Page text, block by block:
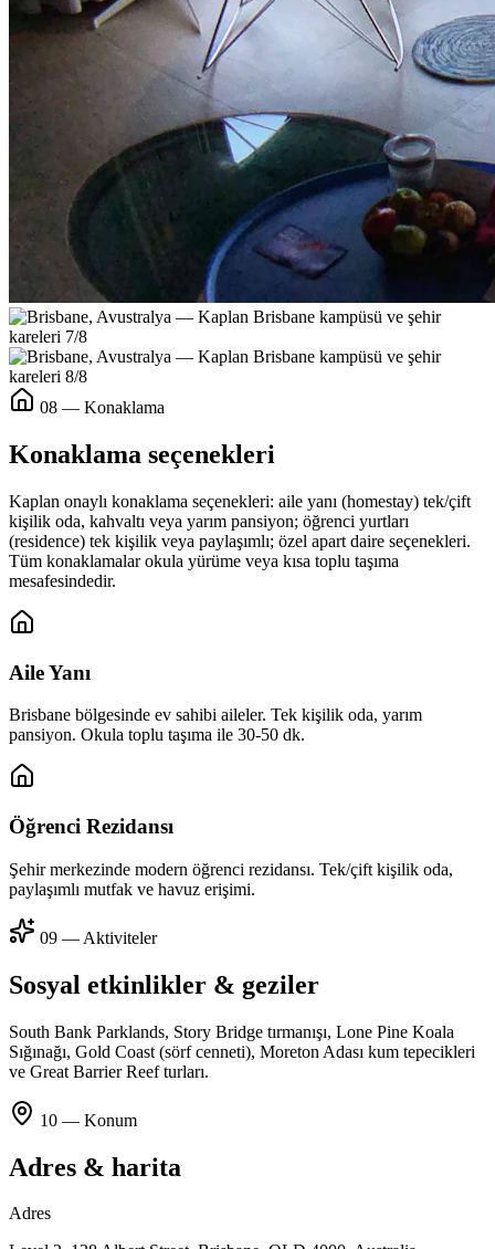
08 — Konaklama
Konaklama seçenekleri
Kaplan onaylı konaklama seçenekleri: aile yanı (homestay) tek/çift
kişilik oda, kahvaltı veya yarım pansiyon; öğrenci yurtları
(residence) tek kişilik veya paylaşımlı; özel apart daire seçenekleri.
Tüm konaklamalar okula yürüme veya kısa toplu taşıma
mesafesindedir.
Aile Yanı
Brisbane bölgesinde ev sahibi aileler. Tek kişilik oda, yarım
pansiyon. Okula toplu taşıma ile 30-50 dk.
Öğrenci Rezidansı
Şehir merkezinde modern öğrenci rezidansı. Tek/çift kişilik oda,
paylaşımlı mutfak ve havuz erişimi.
09 — Aktiviteler
Sosyal etkinlikler & geziler
South Bank Parklands, Story Bridge tırmanışı, Lone Pine Koala
Sığınağı, Gold Coast (sörf cenneti), Moreton Adası kum tepecikleri
ve Great Barrier Reef turları.
10 — Konum
Adres & harita
Adres